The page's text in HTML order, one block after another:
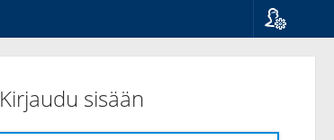
Kirjaudu sisään